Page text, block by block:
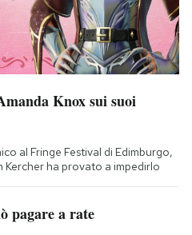
Knox sui suoi
al Fringe Festival di Edimburgo,
Kercher ha provato a impedirlo
pagare a rate